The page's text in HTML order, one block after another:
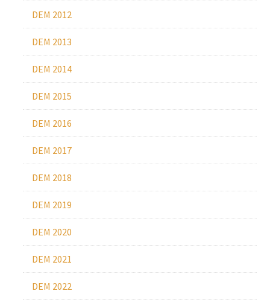
DEM 2012
DEM 2013
DEM 2014
DEM 2015
DEM 2016
DEM 2017
DEM 2018
DEM 2019
DEM 2020
DEM 2021
DEM 2022